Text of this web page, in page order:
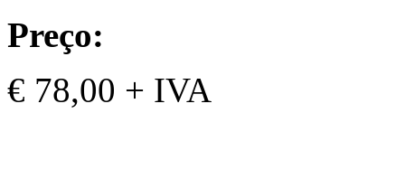
Preço:
€ 78,00 + IVA